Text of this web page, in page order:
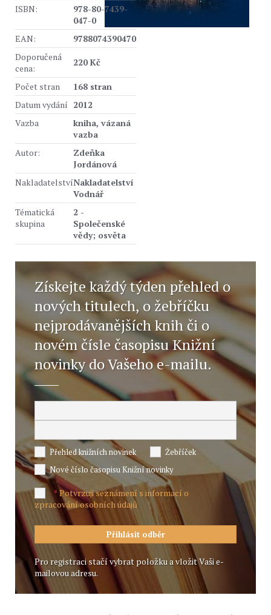
ISBN:
978-80-7439-
047-0
EAN:
9788074390470
Doporučená
cena:
220 Kč
Počet stran
168 stran
Datum vydání 2012
Vazba
kniha, vázaná
vazba
Autor:
Zdeňka
Jordánová
NakladatelstvíNakladatelství
Vodnář
Tématická
skupina
2 -
Společenské
vědy; osvěta
Získejte každý týden přehled o
nových titulech, o žebříčku
nejprodávanějších knih či o
novém čísle časopisu Knižní
novinky do Vašeho e-mailu.
Přehled knižních novinek
Žebříček
Nové číslo časopisu Knižní novinky
*Potvrzuji seznámení s informací o
zpracování osobních údajů
Pro registraci stačí vybrat položku a vložit Vaši e-
mailovou adresu.